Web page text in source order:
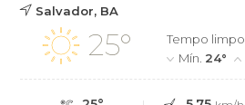
Salvador, BA
25°
Tempo limpo
Mín. 24°